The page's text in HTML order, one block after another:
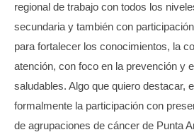
regional de trabajo con todos los
secundaria y también con
para fortalecer los conocimientos, la
atención, con foco en la prevención y
saludables. Algo que quiero destacar,
formalmente la participación con
de agrupaciones de cáncer de Punta